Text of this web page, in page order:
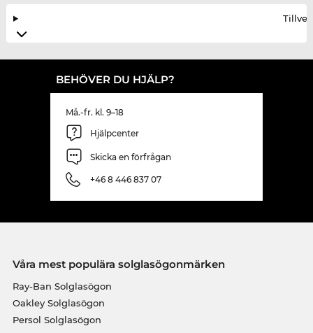
BEHÖVER DU HJÄLP?
Må.-fr. kl. 9–18
Hjälpcenter
Skicka en förfrågan
+46 8 446 837 07
Våra mest populära solglasögonmärken
Ray-Ban Solglasögon
Oakley Solglasögon
Persol Solglasögon